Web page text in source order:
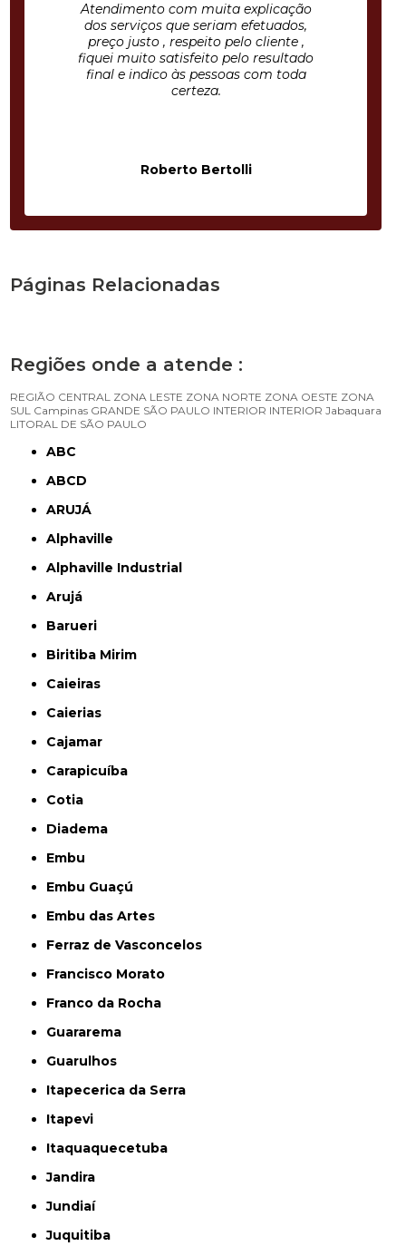
Atendimento com muita explicação
dos serviços que seriam efetuados,
preço justo , respeito pelo cliente ,
fiquei muito satisfeito pelo resultado
final e indico às pessoas com toda
certeza.
Roberto Bertolli
Páginas Relacionadas
Regiões onde a atende :
REGIÃO CENTRAL ZONA LESTE ZONA NORTE ZONA OESTE ZONA
SUL Campinas GRANDE SÃO PAULO INTERIOR INTERIOR Jabaquara
LITORAL DE SÃO PAULO
ABC
ABCD
ARUJÁ
Alphaville
Alphaville Industrial
Arujá
Barueri
Biritiba Mirim
Caieiras
Caierias
Cajamar
Carapicuíba
Cotia
Diadema
Embu
Embu Guaçú
Embu das Artes
Ferraz de Vasconcelos
Francisco Morato
Franco da Rocha
Guararema
Guarulhos
Itapecerica da Serra
Itapevi
Itaquaquecetuba
Jandira
Jundiaí
Juquitiba